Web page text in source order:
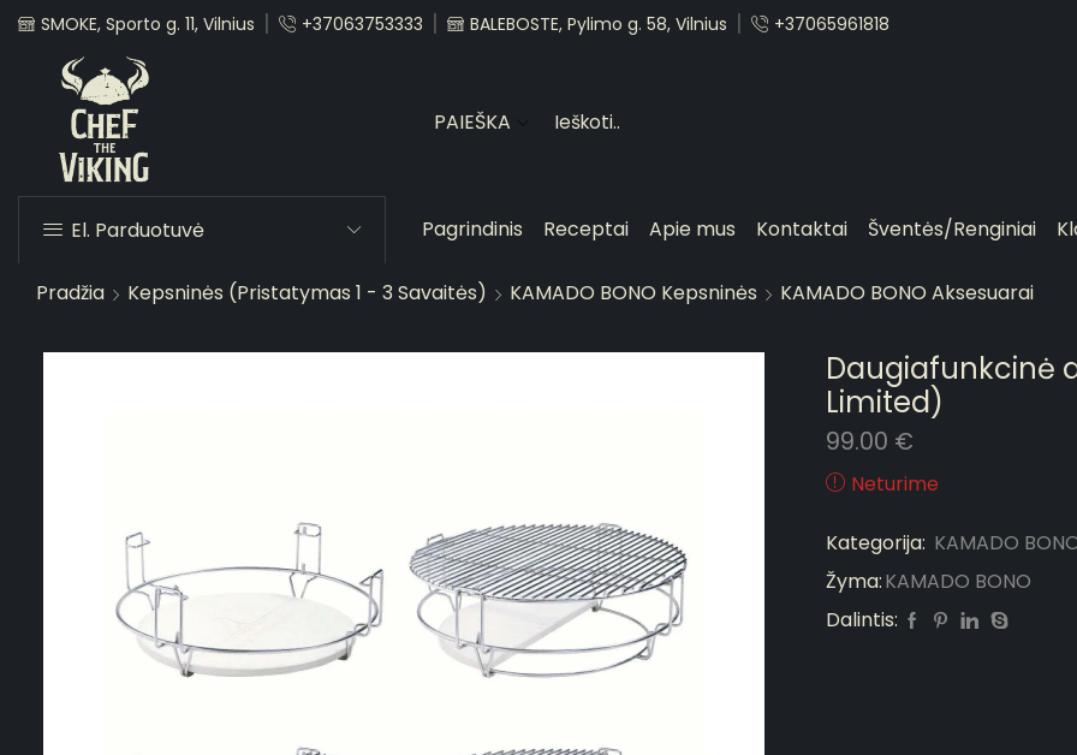
SMOKE, Sporto g. 11, Vilnius +37063753333 BALEBOSTE, Pylimo g. 58, Vilnius +37065961818
PAIEŠKA
El. Parduotuvė Pagrindinis Receptai Apie mus Kontaktai Šventės/Renginiai
Pradžia Kepsninės (pristatymas 1 - 3 Savaitės) KAMADO BONO Kepsninės KAMADO BONO Aksesuarai
Daugiafunkcinė
Limited)
99.00 €
Neturime
Kategorija: KAMADO
Žyma:KAMADO BONO
Dalintis: